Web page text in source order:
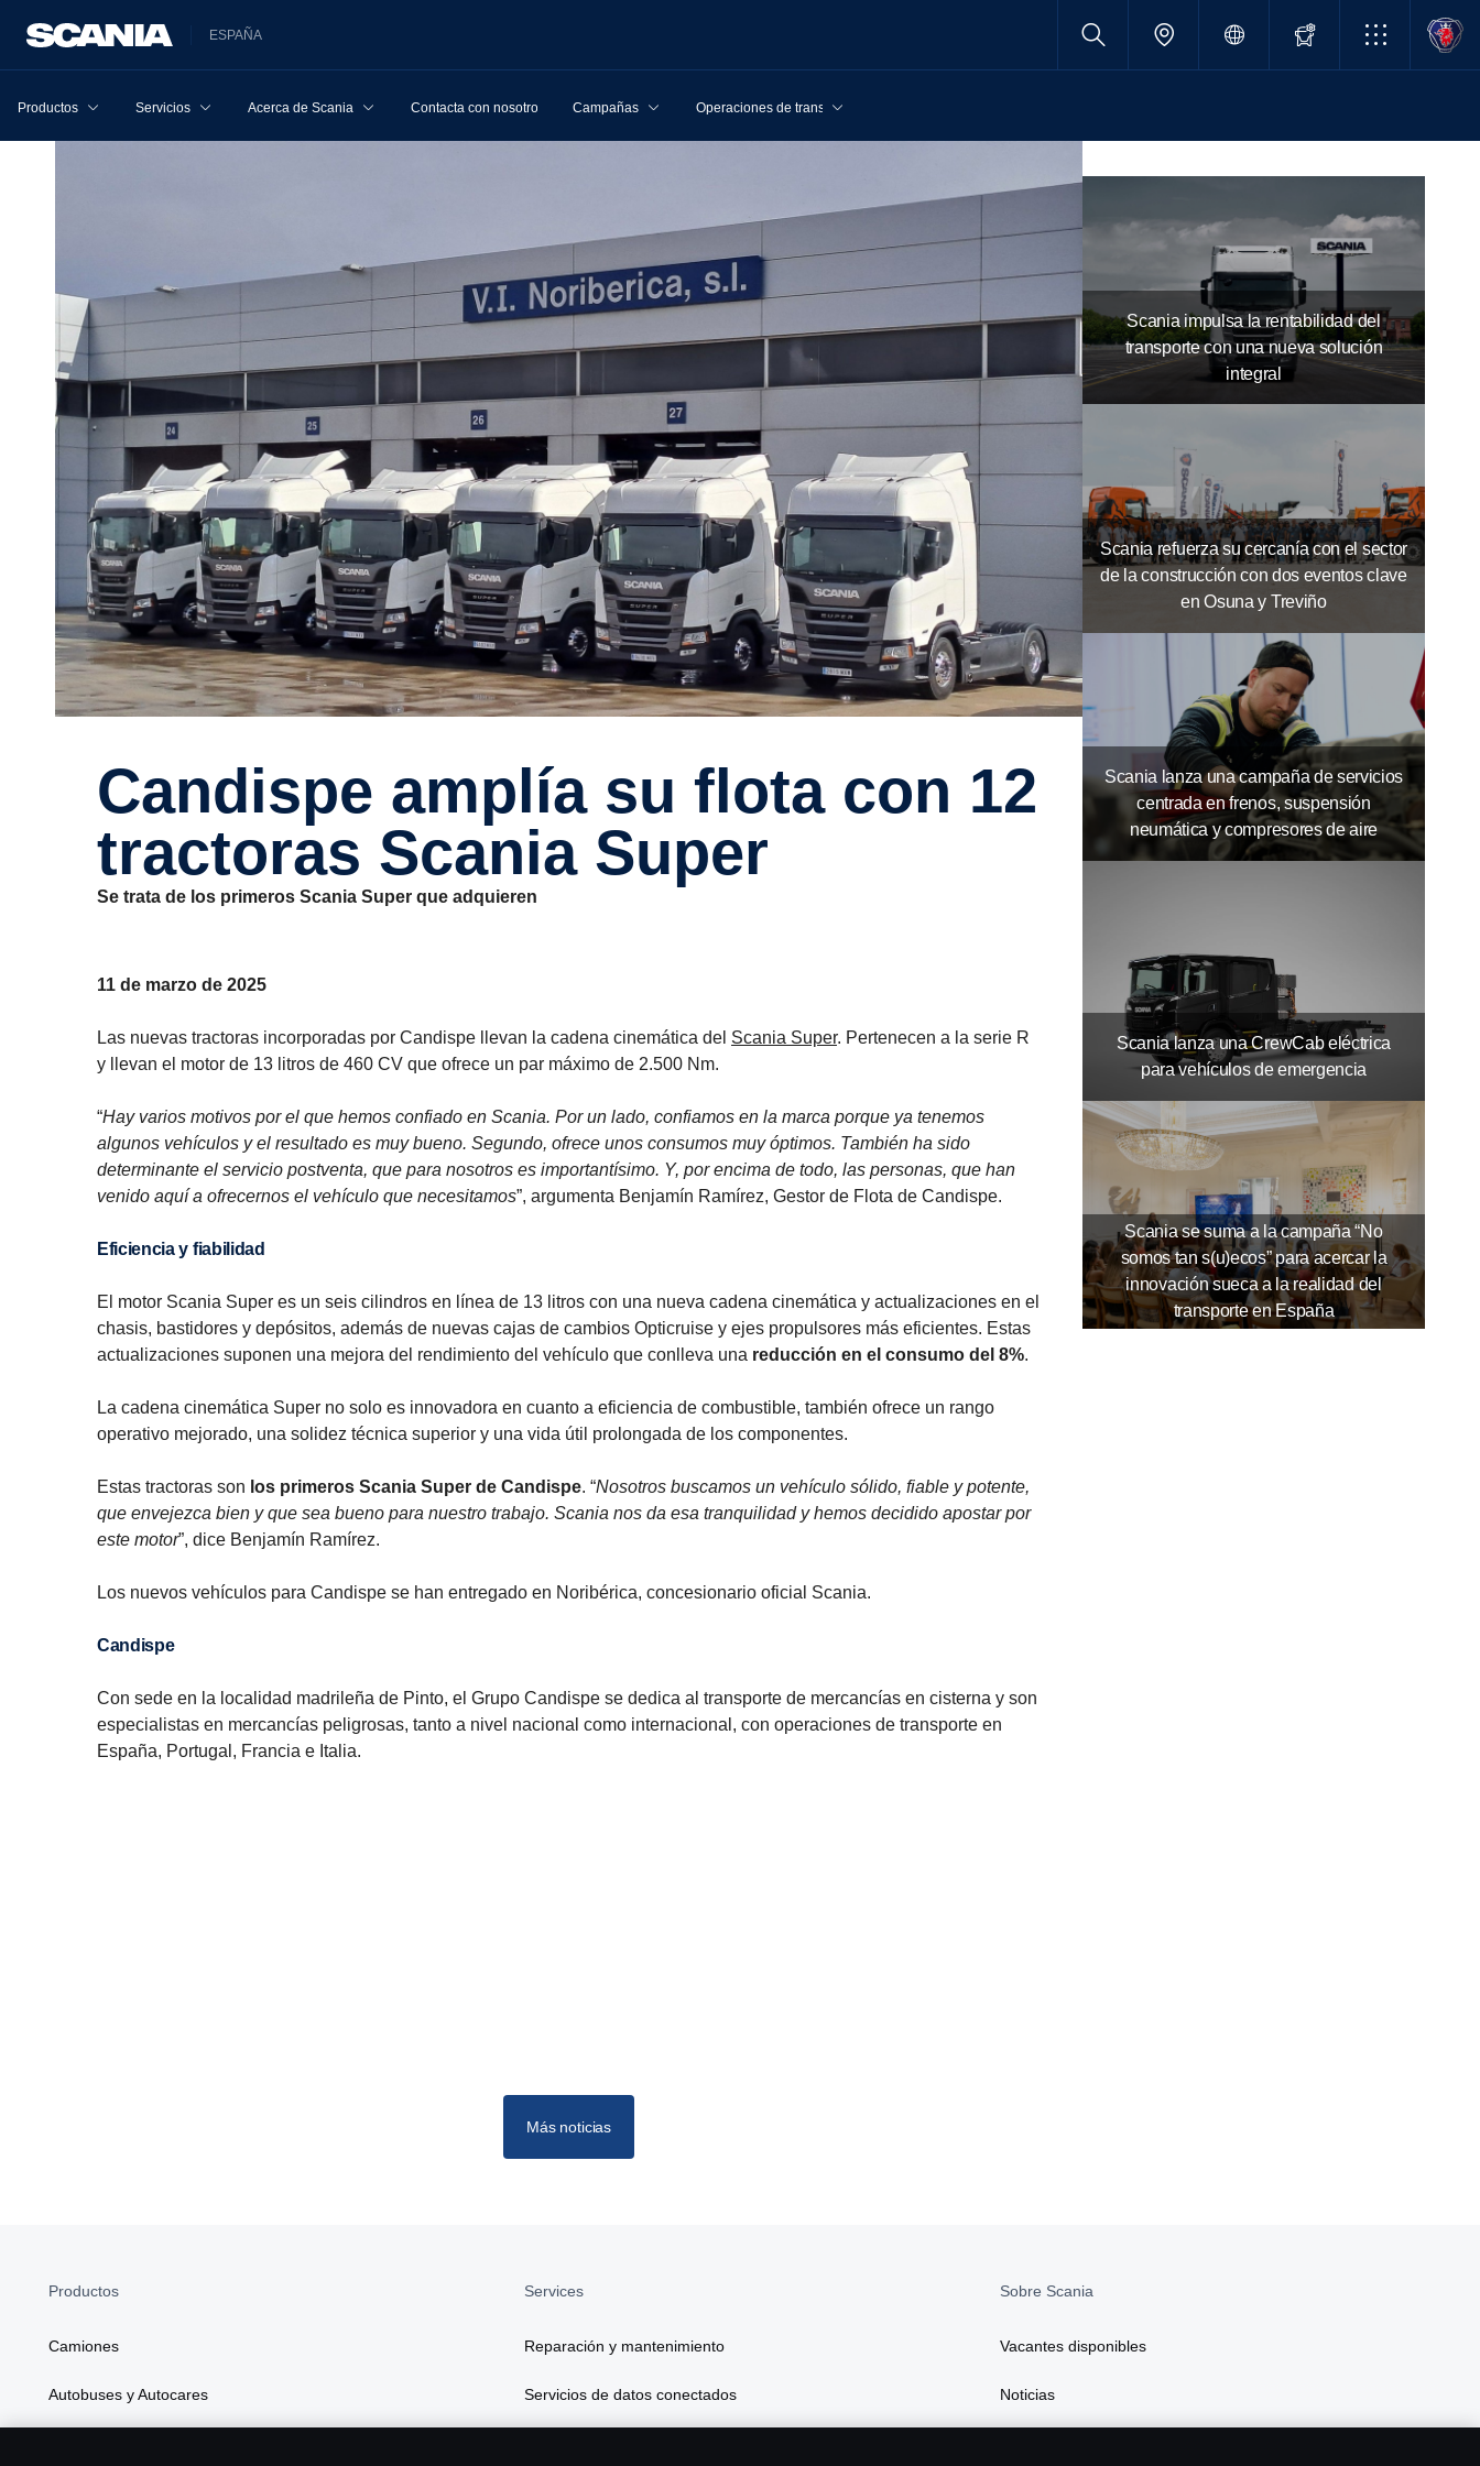
ESPAÑA
Productos Servicios Acerca de Scania Contacta con nosotros Campañas Operaciones de transporte
Candispe amplía su flota con 12
tractoras Scania Super
Se trata de los primeros Scania Super que adquieren
11 de marzo de 2025
Las nuevas tractoras incorporadas por Candispe llevan la cadena cinemática del Scania Super. Pertenecen a la serie R
y llevan el motor de 13 litros de 460 CV que ofrece un par máximo de 2.500 Nm.
“Hay varios motivos por el que hemos confiado en Scania. Por un lado, confiamos en la marca porque ya tenemos
algunos vehículos y el resultado es muy bueno. Segundo, ofrece unos consumos muy óptimos. También ha sido
determinante el servicio postventa, que para nosotros es importantísimo. Y, por encima de todo, las personas, que han
venido aquí a ofrecernos el vehículo que necesitamos”, argumenta Benjamín Ramírez, Gestor de Flota de Candispe.
Eficiencia y fiabilidad
El motor Scania Super es un seis cilindros en línea de 13 litros con una nueva cadena cinemática y actualizaciones en el
chasis, bastidores y depósitos, además de nuevas cajas de cambios Opticruise y ejes propulsores más eficientes. Estas
actualizaciones suponen una mejora del rendimiento del vehículo que conlleva una reducción en el consumo del 8%.
La cadena cinemática Super no solo es innovadora en cuanto a eficiencia de combustible, también ofrece un rango
operativo mejorado, una solidez técnica superior y una vida útil prolongada de los componentes.
Estas tractoras son los primeros Scania Super de Candispe. “Nosotros buscamos un vehículo sólido, fiable y potente,
que envejezca bien y que sea bueno para nuestro trabajo. Scania nos da esa tranquilidad y hemos decidido apostar por
este motor”, dice Benjamín Ramírez.
Los nuevos vehículos para Candispe se han entregado en Noribérica, concesionario oficial Scania.
Candispe
Con sede en la localidad madrileña de Pinto, el Grupo Candispe se dedica al transporte de mercancías en cisterna y son
especialistas en mercancías peligrosas, tanto a nivel nacional como internacional, con operaciones de transporte en
España, Portugal, Francia e Italia.
Más noticias
Scania impulsa la rentabilidad del
transporte con una nueva solución
integral
Scania refuerza su cercanía con el sector
de la construcción con dos eventos clave
en Osuna y Treviño
Scania lanza una campaña de servicios
centrada en frenos, suspensión
neumática y compresores de aire
Scania lanza una CrewCab eléctrica
para vehículos de emergencia
Scania se suma a la campaña “No
somos tan s(u)ecos” para acercar la
innovación sueca a la realidad del
transporte en España
Productos
Camiones
Autobuses y Autocares
Services
Reparación y mantenimiento
Servicios de datos conectados
Sobre Scania
Vacantes disponibles
Noticias